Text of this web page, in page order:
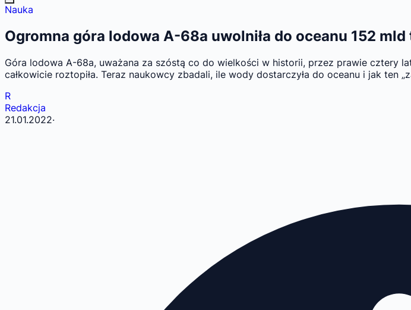
Nauka
Ogromna góra lodowa A-68a uwolniła do oceanu 152
Góra lodowa A-68a, uważana za szóstą co do wielkości w historii, przez prawie cztery
całkowicie roztopiła. Teraz naukowcy zbadali, ile wody dostarczyła do oceanu i jak ten
R
Redakcja
21.01.2022·